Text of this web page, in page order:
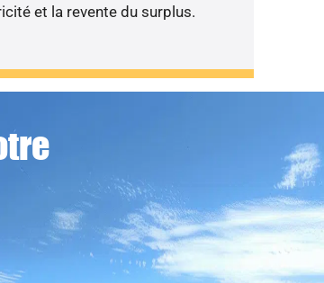
et la revente du surplus.